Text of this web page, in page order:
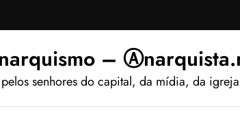
–
senhores do capital, da mídia, da